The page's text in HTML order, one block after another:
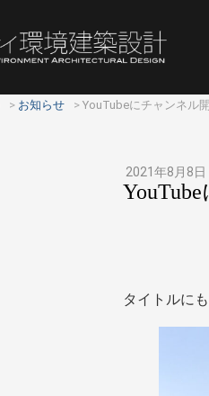
お知らせ YouTubeにチャンネル
2021年8月8日
タイトルに